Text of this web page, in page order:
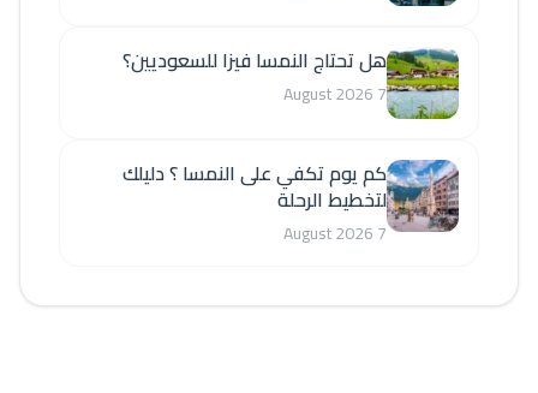
هل تحتاج النمسا فيزا للسعوديين؟
7 August 2026
كم يوم تكفي على النمسا ؟ دليلك
لتخطيط الرحلة
7 August 2026